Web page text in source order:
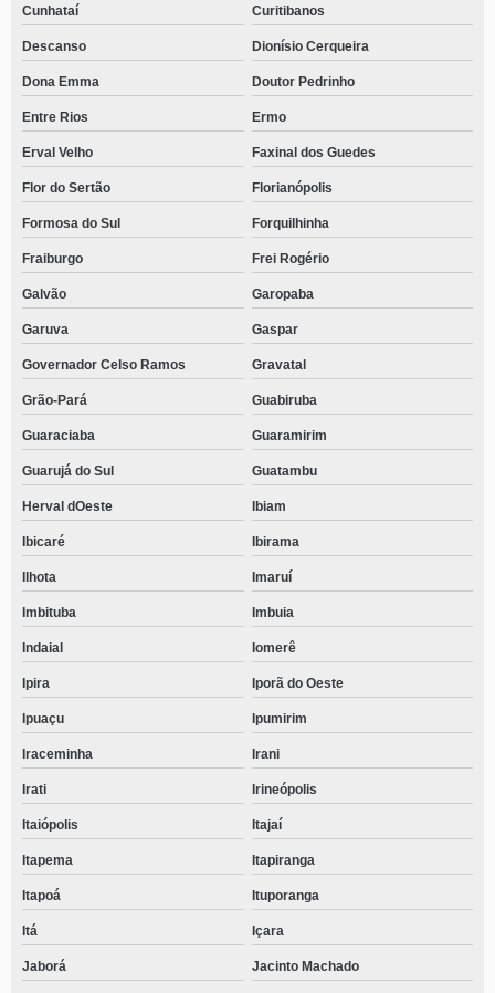
Cunhataí Curitibanos
Descanso Dionísio Cerqueira
Dona Emma Doutor Pedrinho
Entre Rios Ermo
Erval Velho Faxinal dos Guedes
Flor do Sertão Florianópolis
Formosa do Sul Forquilhinha
Fraiburgo Frei Rogério
Galvão Garopaba
Garuva Gaspar
Governador Celso Ramos Gravatal
Grão-Pará Guabiruba
Guaraciaba Guaramirim
Guarujá do Sul Guatambu
Herval dOeste Ibiam
Ibicaré Ibirama
Ilhota Imaruí
Imbituba Imbuia
Indaial Iomerê
Ipira Iporã do Oeste
Ipuaçu Ipumirim
Iraceminha Irani
Irati Irineópolis
Itaiópolis Itajaí
Itapema Itapiranga
Itapoá Ituporanga
Itá Içara
Jaborá Jacinto Machado